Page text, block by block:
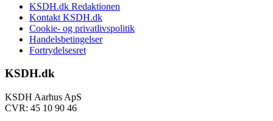
KSDH.dk Redaktionen
Kontakt KSDH.dk
Cookie- og privatlivspolitik
Handelsbetingelser
Fortrydelsesret
KSDH.dk
KSDH Aarhus ApS
CVR: 45 10 90 46